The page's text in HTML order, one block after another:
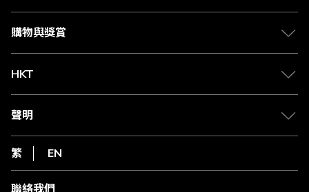
媒體中心
會籍及專屬禮遇
賺取積分
購物與獎賞
物流與配送
Club Shopping 商品領取站
常見問題
HKT
csl.
1010
HKT
聲明
私隱聲明
使用條款
條款及細則
繁 EN